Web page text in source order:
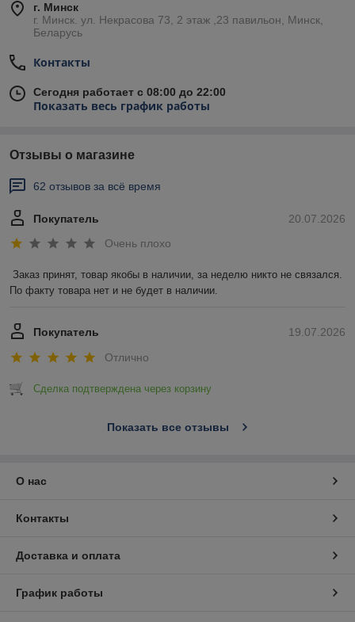
г. Минск
г. Минск. ул. Некрасова 73, 2 этаж ,23 павильон, Минск,
Беларусь
Контакты
Сегодня работает с 08:00 до 22:00
Показать весь график работы
Отзывы о магазине
62 отзывов за всё время
20.07.2026
Покупатель
Очень плохо
Заказ принят, товар якобы в наличии, за неделю никто не связался.
По факту товара нет и не будет в наличии.
19.07.2026
Покупатель
Отлично
Сделка подтверждена через корзину
Показать все отзывы
О нас
Контакты
Доставка и оплата
График работы